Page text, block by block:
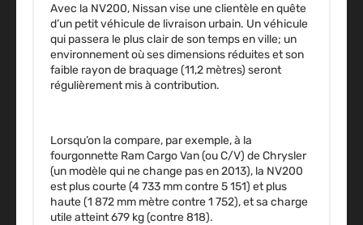
Avec la NV200, Nissan vise une clientèle en quête
d’un petit véhicule de livraison urbain. Un véhicule
qui passera le plus clair de son temps en ville; un
environnement où ses dimensions réduites et son
faible rayon de braquage (11,2 mètres) seront
régulièrement mis à contribution.
Lorsqu’on la compare, par exemple, à la
fourgonnette Ram Cargo Van (ou C/V) de Chrysler
(un modèle qui ne change pas en 2013), la NV200
est plus courte (4 733 mm contre 5 151) et plus
haute (1 872 mm mètre contre 1 752), et sa charge
utile atteint 679 kg (contre 818).